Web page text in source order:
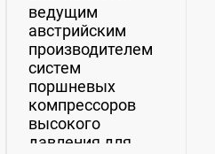
ведущим
австрийским
производителем
систем
поршневых
компрессоров
высокого
давления для